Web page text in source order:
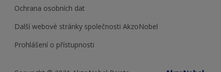
Ochrana osobních dat
Další webové stránky společnosti AkzoNobel
Prohlášení o přístupnosti